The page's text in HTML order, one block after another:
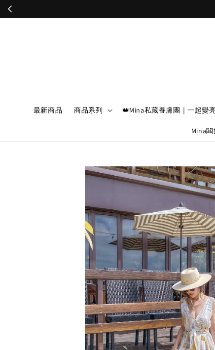
最新商品 商品系列 👑Mina私藏養膚團｜一起變
Mina